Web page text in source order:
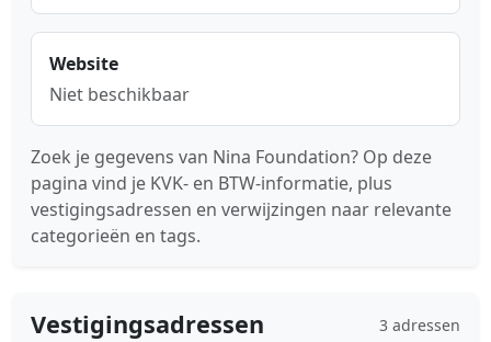
Website
Niet beschikbaar
Zoek je gegevens van Nina Foundation? Op deze
pagina vind je KVK- en BTW-informatie, plus
vestigingsadressen en verwijzingen naar relevante
categorieën en tags.
Vestigingsadressen 3 adressen